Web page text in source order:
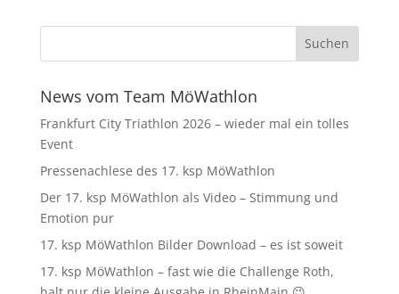
News vom Team MöWathlon
Frankfurt City Triathlon 2026 – wieder mal ein tolles
Event
Pressenachlese des 17. ksp MöWathlon
Der 17. ksp MöWathlon als Video – Stimmung und
Emotion pur
17. ksp MöWathlon Bilder Download – es ist soweit
17. ksp MöWathlon – fast wie die Challenge Roth,